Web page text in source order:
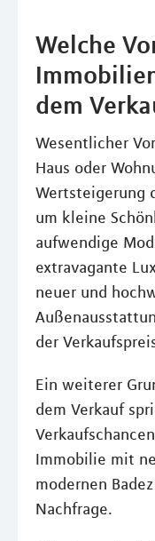
Welche
dem
Wesentlicher
Haus oder
Wertsteigerung
um kleine
aufwendige
extravagante
neuer und
der
Ein weiterer
dem Verkauf
Immobilie mit
modernen
Nachfrage.